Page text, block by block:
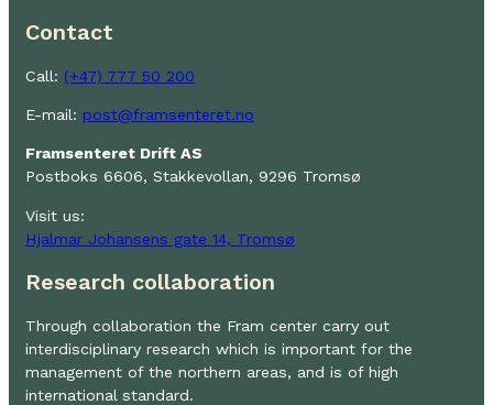
Contact
Call: (+47) 777 50 200
E-mail: post@framsenteret.no
Framsenteret Drift AS
Postboks 6606, Stakkevollan, 9296 Tromsø
Visit us:
Hjalmar Johansens gate 14, Tromsø
Research collaboration
Through collaboration the Fram center carry out
interdisciplinary research which is important for the
management of the northern areas, and is of high
international standard.